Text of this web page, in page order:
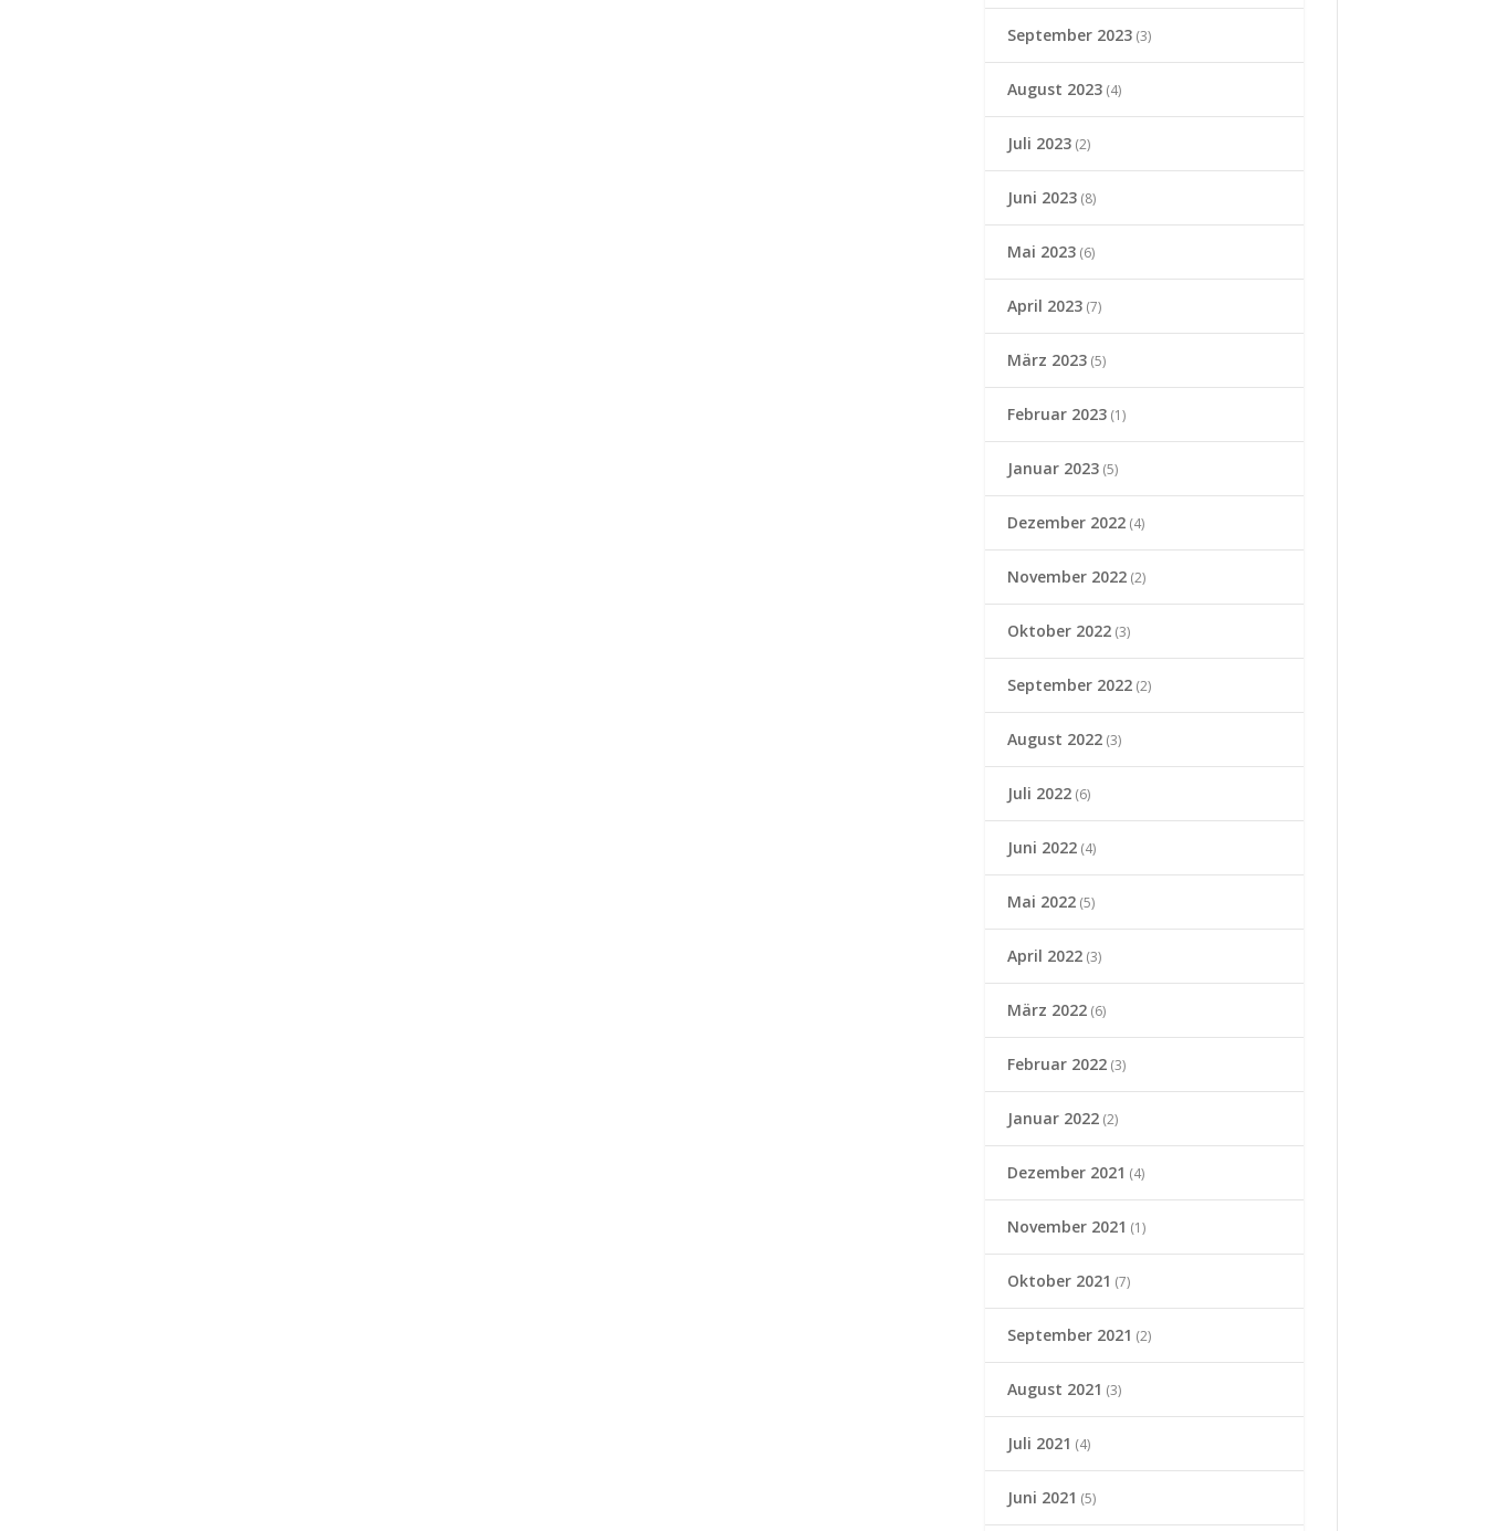
September 2023(3)
August 2023(4)
Juli 2023(2)
Juni 2023(8)
Mai 2023(6)
April 2023(7)
März 2023(5)
Februar 2023(1)
Januar 2023(5)
Dezember 2022(4)
November 2022(2)
Oktober 2022(3)
September 2022(2)
August 2022(3)
Juli 2022(6)
Juni 2022(4)
Mai 2022(5)
April 2022(3)
März 2022(6)
Februar 2022(3)
Januar 2022(2)
Dezember 2021 (4)
November 2021 (1)
Oktober 2021 (7)
September 2021 (2)
August 2021 (3)
Juli 2021 (4)
Juni 2021 (5)